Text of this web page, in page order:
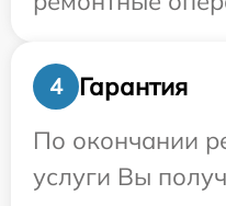
4
Гарантия
По окончании
услуги Вы